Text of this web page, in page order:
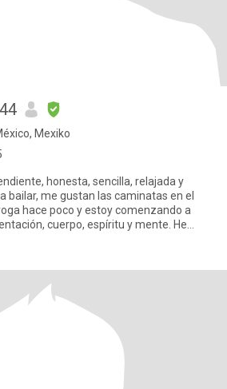
Mexiko
honesta, sencilla, relajada y
en el
hace poco y estoy comenzando a
cuerpo, espíritu y mente. He